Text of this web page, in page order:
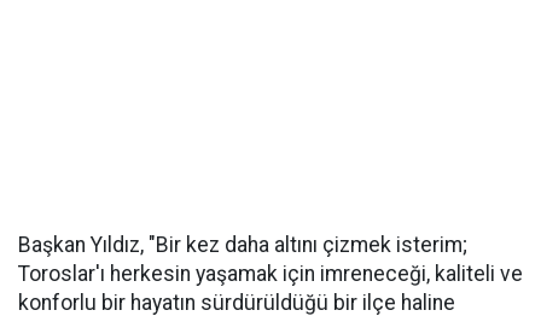
Başkan Yıldız, "Bir kez daha altını çizmek isterim;
Toroslar'ı herkesin yaşamak için imreneceği, kaliteli ve
konforlu bir hayatın sürdürüldüğü bir ilçe haline